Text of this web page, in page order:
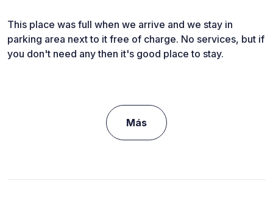
This place was full when we arrive and we stay in
parking area next to it free of charge. No services, but if
you don't need any then it's good place to stay.
Más